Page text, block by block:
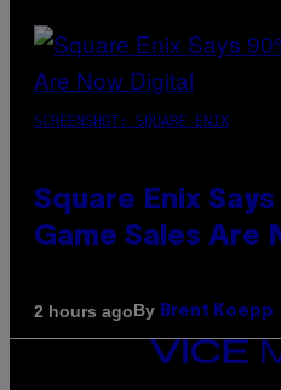
SCREENSHOT: SQUARE ENIX
Square Enix
Game Sales Are
2 hours agoBy Brent Koepp
VICE
MEDIA